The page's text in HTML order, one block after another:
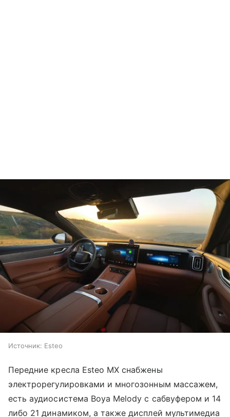
Источник: Esteo
Передние кресла Esteo MX снабжены
электрорегулировками и многозонным массажем,
есть аудиосистема Boya Melody с сабвуфером и 14
либо 21 динамиком, а также дисплей мультимедиа